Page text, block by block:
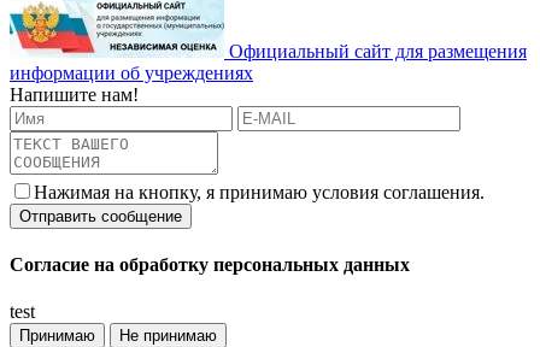
Официальный сайт для размещения
информации об учреждениях
Напишите нам!
Нажимая на кнопку, я принимаю условия соглашения.
Согласие на обработку персональных данных
test
Принимаю Не принимаю